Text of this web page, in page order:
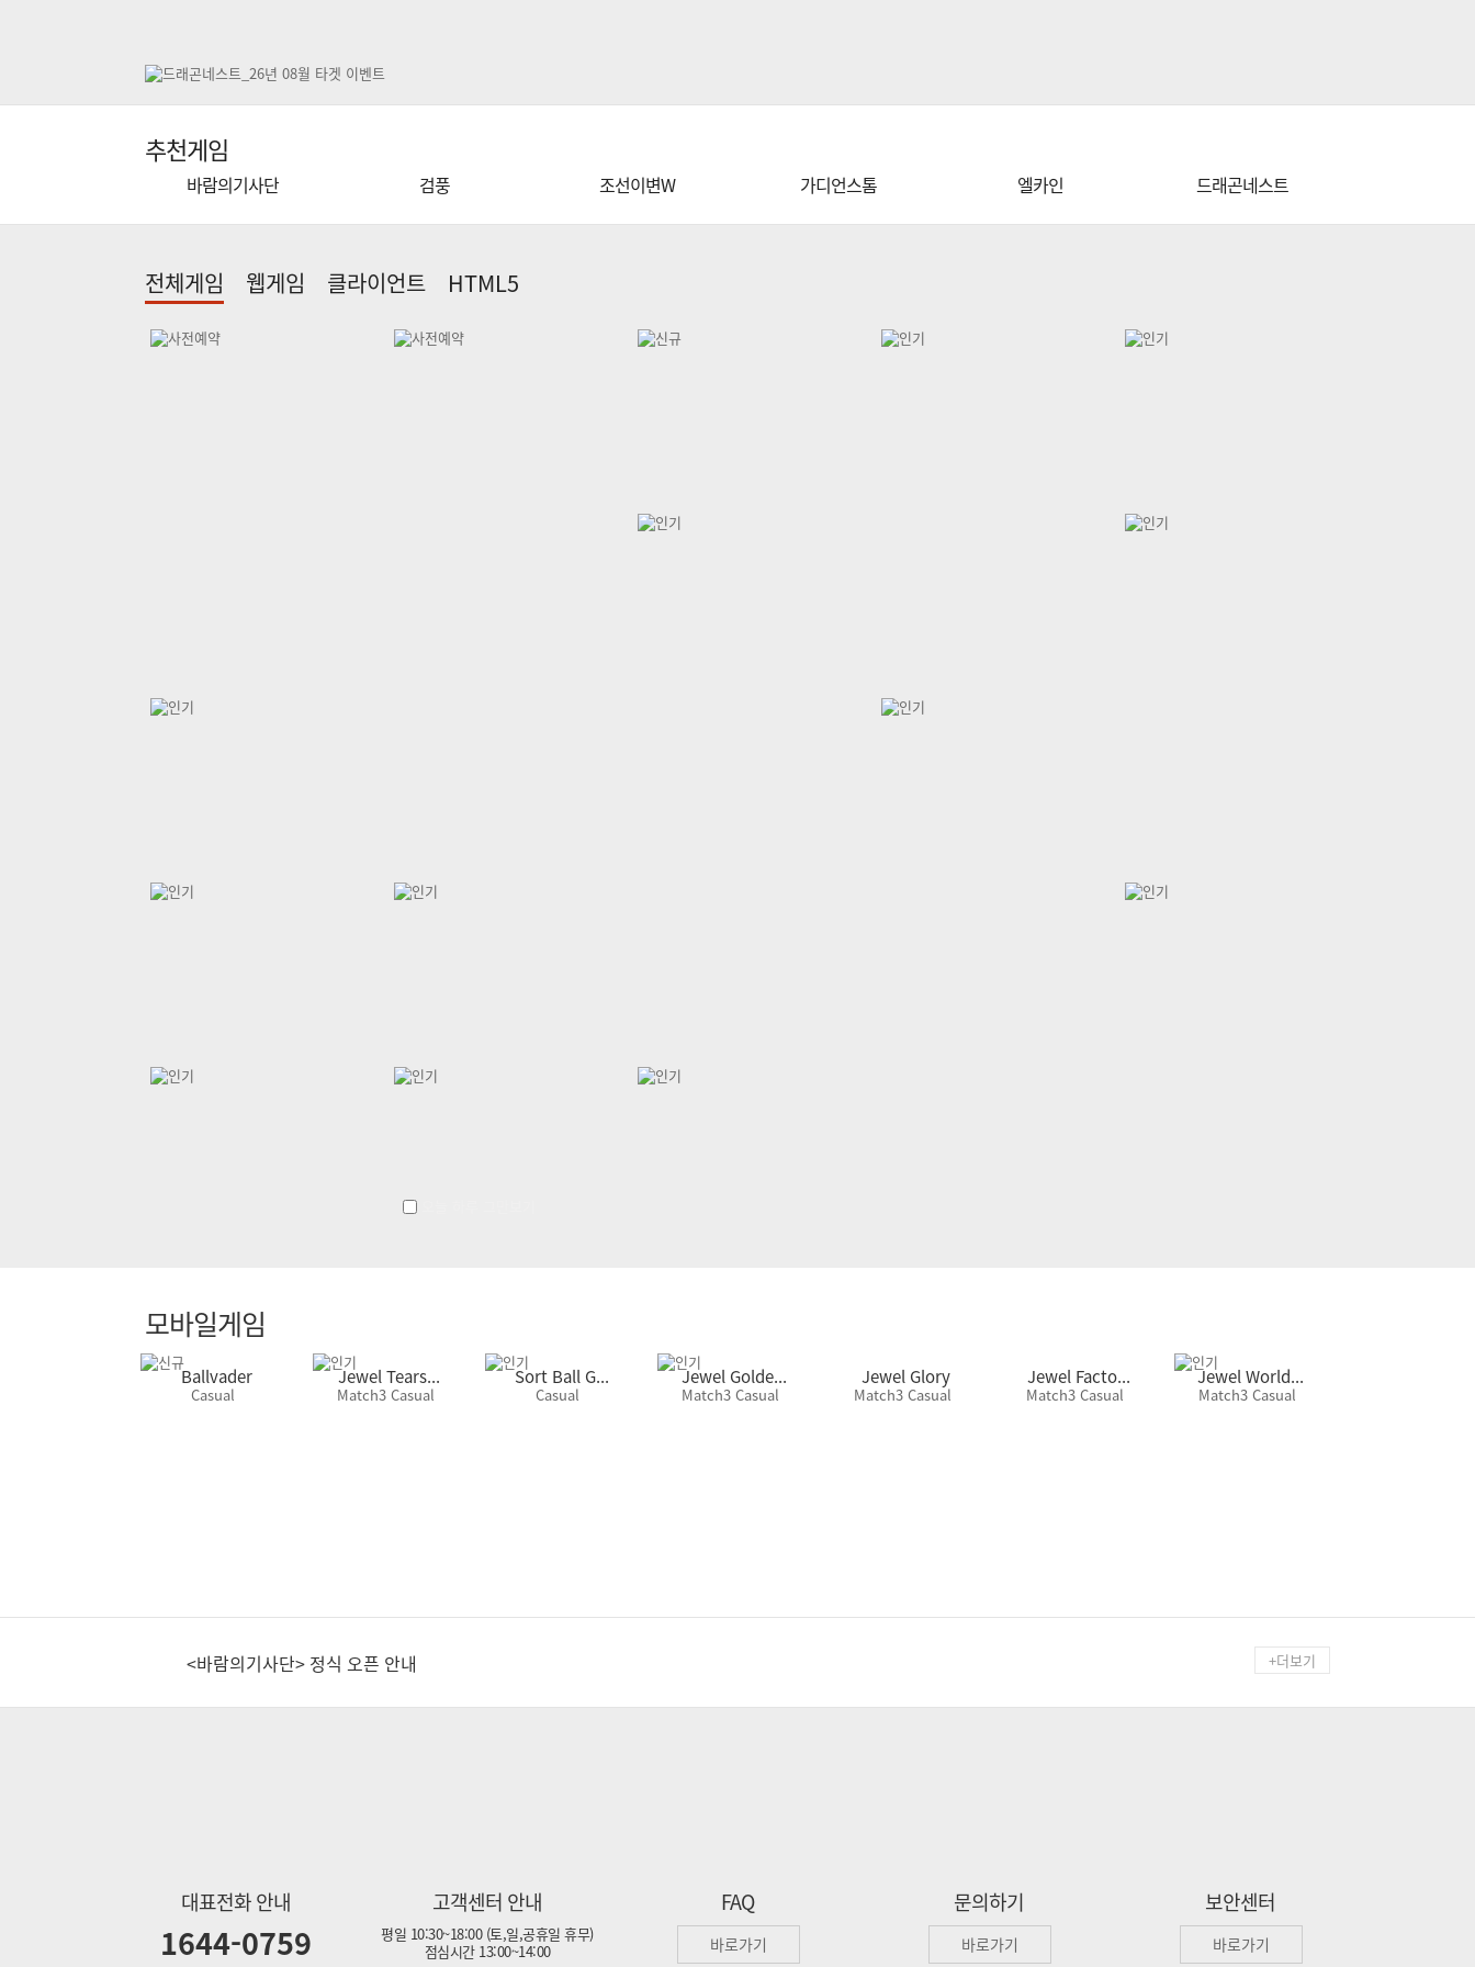
추천게임
바람의기사단 검풍 조선이변W 가디언스톰 엘카인 드래곤네스트
전체게임 웹게임 클라이언트 HTML5
모바일게임
Ballvader
Casual
Jewel Tears...
Match3 Casual
Sort Ball G...
Casual
Jewel Golde...
Match3 Casual
Jewel Glory
Match3 Casual
Jewel Facto...
Match3 Casual
Jewel World...
Match3 Casual
실시간 계좌이체 한도 변경 안내
<바람의기사단> 정식 오픈 안내
[이벤트] 푸푸게임 캐시백 이벤트 안내
+더보기
대표전화 안내
1644-0759
고객센터 안내
평일 10:30~18:00 (토,일,공휴일 휴무)
점심시간 13:00~14:00
FAQ
바로가기
문의하기
바로가기
보안센터
바로가기